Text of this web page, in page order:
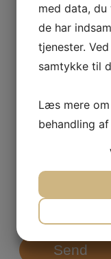
Hvad drejer din
Send
med data,
de har
tjenester.
samtykke til
Læs mere
behandling